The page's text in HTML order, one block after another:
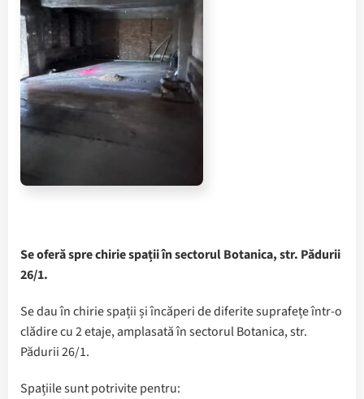
Se oferă spre chirie spații în sectorul Botanica, str. Pădurii
26/1.
Se dau în chirie spații și încăperi de diferite suprafețe într-o
clădire cu 2 etaje, amplasată în sectorul Botanica, str.
Pădurii 26/1.
Spațiile sunt potrivite pentru: